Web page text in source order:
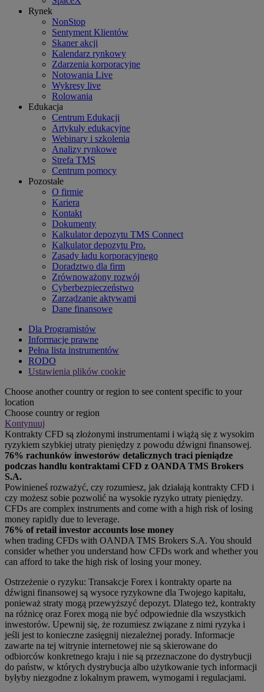
Rynek
NonStop
Sentyment Klientów
Skaner akcji
Kalendarz rynkowy
Zdarzenia korporacyjne
Notowania Live
Wykresy live
Rolowania
Edukacja
Centrum Edukacji
Artykuły edukacyjne
Webinary i szkolenia
Analizy rynkowe
Strefa TMS
Centrum pomocy
Pozostałe
O firmie
Kariera
Kontakt
Dokumenty
Kalkulator depozytu TMS Connect
Kalkulator depozytu Pro.
Zasady ładu korporacyjnego
Doradztwo dla firm
Zrównoważony rozwój
Cyberbezpieczeństwo
Zarządzanie aktywami
Dane finansowe
Dla Programistów
Informacje prawne
Pełna lista instrumentów
RODO
Ustawienia plików cookie
Choose another country or region to see content specific to your
location
Choose country or region
Kontynuuj
Kontrakty CFD są złożonymi instrumentami i wiążą się z wysokim
ryzykiem szybkiej utraty pieniędzy z powodu dźwigni finansowej.
76% rachunków inwestorów detalicznych traci pieniądze
podczas handlu kontraktami CFD z OANDA TMS Brokers
S.A.
Powinieneś rozważyć, czy rozumiesz, jak działają kontrakty CFD i
czy możesz sobie pozwolić na wysokie ryzyko utraty pieniędzy.
CFDs are complex instruments and come with a high risk of losing
money rapidly due to leverage.
76% of retail investor accounts lose money
when trading CFDs with OANDA TMS Brokers S.A. You should
consider whether you understand how CFDs work and whether you
can afford to take the high risk of losing your money.
Ostrzeżenie o ryzyku: Transakcje Forex i kontrakty oparte na
dźwigni finansowej są wysoce ryzykowne dla Twojego kapitału,
ponieważ straty mogą przewyższyć depozyt. Dlatego też, kontrakty
na różnicę oraz Forex mogą nie być odpowiednie dla wszystkich
inwestorów. Upewnij się, że rozumiesz związane z nimi ryzyka i
jeśli jest to konieczne zasięgnij niezależnej porady. Informacje
zawarte na tej witrynie internetowej nie są skierowane do
odbiorców konkretnego kraju i nie są przeznaczone do dystrybucji
do państw, w których dystrybucja albo użytkowanie tych informacji
byłyby niezgodne z lokalnym prawem, wymogami i regulacjami.